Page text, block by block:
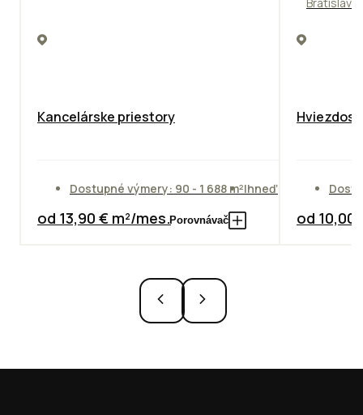
Kancelárske priestory
Dostupné výmery: 90 - 1 688 m²Ihneď
od 13,90 € m²/mes.Porovnávač od 10,00